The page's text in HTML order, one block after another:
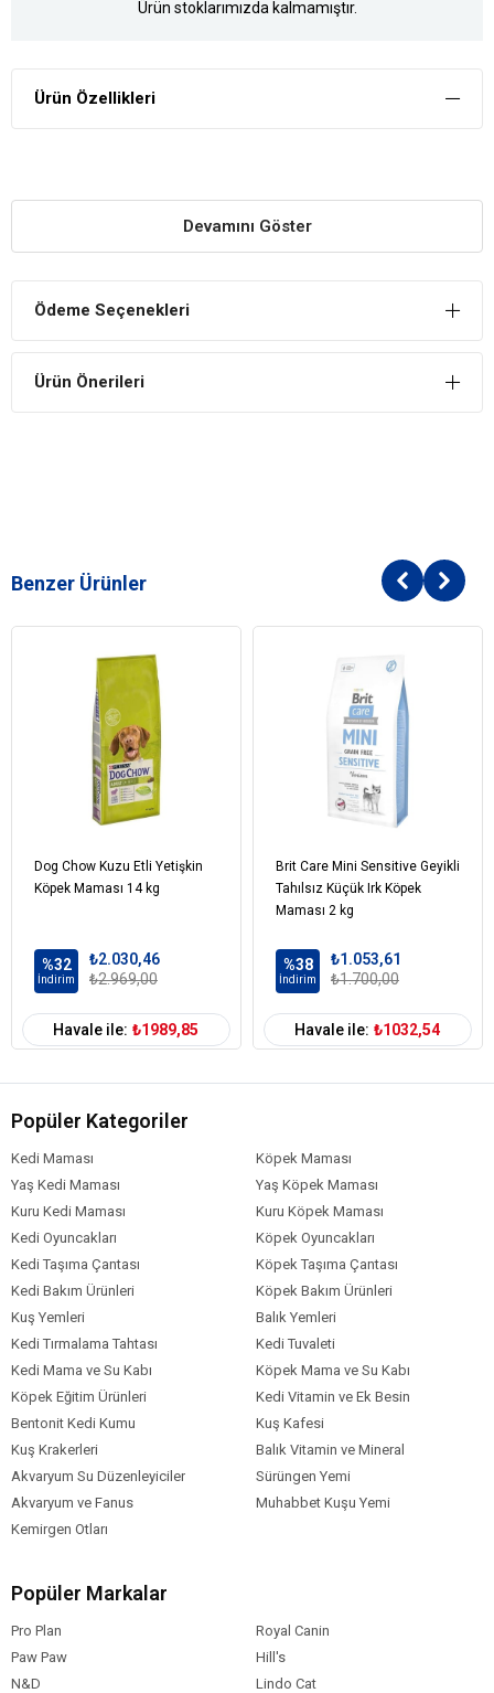
Ürün stoklarımızda kalmamıştır.
Ürün Özellikleri
Devamını Göster
Ödeme Seçenekleri
Ürün Önerileri
Benzer Ürünler
Dog Chow Kuzu Etli Yetişkin
Köpek Maması 14 kg
%32
İndirim
₺2.030,46
₺2.969,00
Havale ile: ₺1989,85
Brit Care Mini Sensitive Geyikli
Tahılsız Küçük Irk Köpek
Maması 2 kg
%38
İndirim
₺1.053,61
₺1.700,00
Havale ile: ₺1032,54
Popüler Kategoriler
Kedi Maması
Köpek Maması
Yaş Kedi Maması
Yaş Köpek Maması
Kuru Kedi Maması
Kuru Köpek Maması
Kedi Oyuncakları
Köpek Oyuncakları
Kedi Taşıma Çantası
Köpek Taşıma Çantası
Kedi Bakım Ürünleri
Köpek Bakım Ürünleri
Kuş Yemleri
Balık Yemleri
Kedi Tırmalama Tahtası
Kedi Tuvaleti
Kedi Mama ve Su Kabı
Köpek Mama ve Su Kabı
Köpek Eğitim Ürünleri
Kedi Vitamin ve Ek Besin
Bentonit Kedi Kumu
Kuş Kafesi
Kuş Krakerleri
Balık Vitamin ve Mineral
Akvaryum Su Düzenleyiciler
Sürüngen Yemi
Akvaryum ve Fanus
Muhabbet Kuşu Yemi
Kemirgen Otları
Popüler Markalar
Pro Plan
Royal Canin
Paw Paw
Hill's
N&D
Lindo Cat